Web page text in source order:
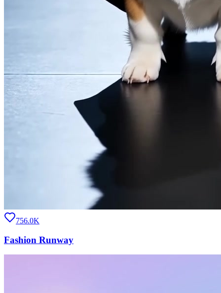
756.0K
Fashion Runway